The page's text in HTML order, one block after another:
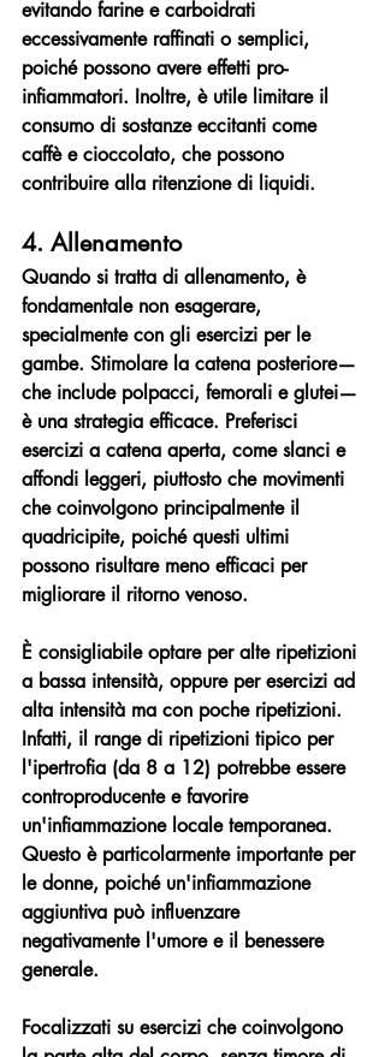
evitando farine e carboidrati
eccessivamente raffinati o semplici,
poiché possono avere effetti pro-
infiammatori. Inoltre, è utile limitare il
consumo di sostanze eccitanti come
caffè e cioccolato, che possono
contribuire alla ritenzione di liquidi.
4. Allenamento
Quando si tratta di allenamento, è
fondamentale non esagerare,
specialmente con gli esercizi per le
gambe. Stimolare la catena posteriore—
che include polpacci, femorali e glutei—
è una strategia efficace. Preferisci
esercizi a catena aperta, come slanci e
affondi leggeri, piuttosto che movimenti
che coinvolgono principalmente il
quadricipite, poiché questi ultimi
possono risultare meno efficaci per
migliorare il ritorno venoso.
È consigliabile optare per alte ripetizioni
a bassa intensità, oppure per esercizi ad
alta intensità ma con poche ripetizioni.
Infatti, il range di ripetizioni tipico per
l'ipertrofia (da 8 a 12) potrebbe essere
controproducente e favorire
un'infiammazione locale temporanea.
Questo è particolarmente importante per
le donne, poiché un'infiammazione
aggiuntiva può influenzare
negativamente l'umore e il benessere
generale.
Focalizzati su esercizi che coinvolgono